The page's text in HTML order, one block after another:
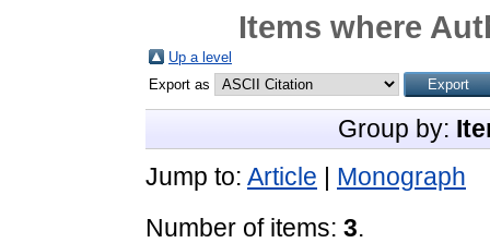
Items where
Up a level
Export as
Group by:
Jump to: Article | Monograph
Number of items: 3.